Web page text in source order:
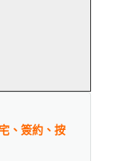
、簽約、按